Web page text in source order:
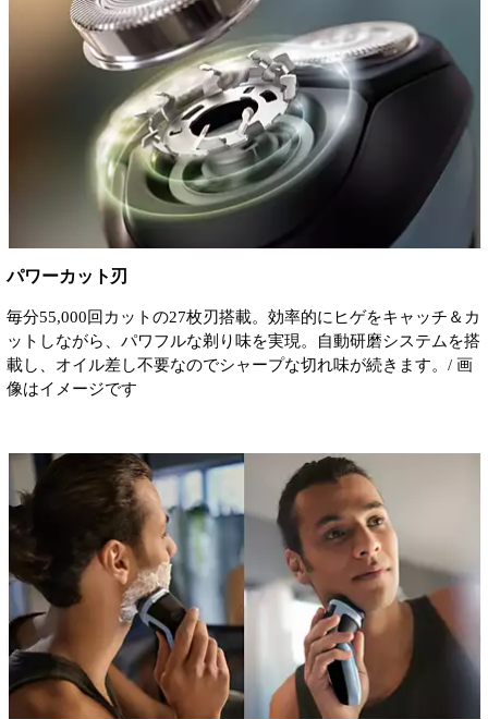
パワーカット刃
毎分55,000回カットの27枚刃搭載。効率的にヒゲをキャッチ＆カ
ットしながら、パワフルな剃り味を実現。自動研磨システムを搭
載し、オイル差し不要なのでシャープな切れ味が続きます。/ 画
像はイメージです